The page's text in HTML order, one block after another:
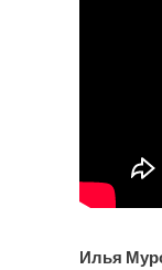
Илья